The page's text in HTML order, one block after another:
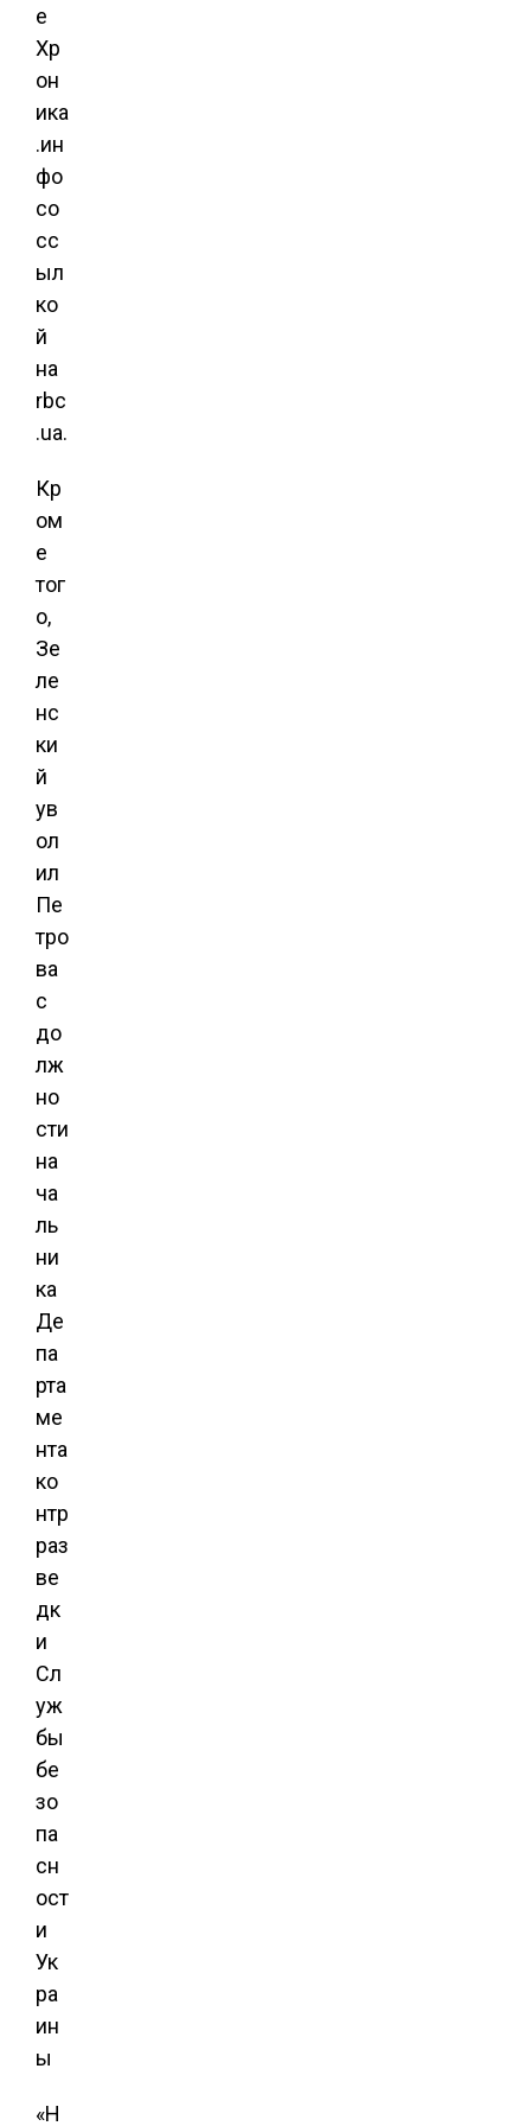
е
Хр
он
ика
.ин
фо
со
сс
ыл
ко
й
на
rbc
.ua.
Кр
ом
е
тог
о,
Зе
ле
нс
ки
й
ув
ол
ил
Пе
тро
ва
с
до
лж
но
сти
на
ча
ль
ни
ка
Де
па
рта
ме
нта
ко
нтр
раз
ве
дк
и
Сл
уж
бы
бе
зо
па
сн
ост
и
Ук
ра
ин
ы
«Н